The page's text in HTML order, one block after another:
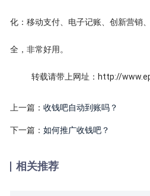
化：移动支付、电子记账、创新营销
全，非常好用。
转载请带上网址：http://
上一篇：收钱吧自动到账吗？
下一篇：如何推广收钱吧？
相关推荐